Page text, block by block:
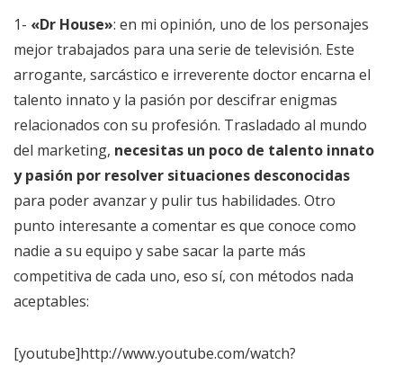
1- «Dr House»: en mi opinión, uno de los personajes
mejor trabajados para una serie de televisión. Este
arrogante, sarcástico e irreverente doctor encarna el
talento innato y la pasión por descifrar enigmas
relacionados con su profesión. Trasladado al mundo
del marketing, necesitas un poco de talento innato
y pasión por resolver situaciones desconocidas
para poder avanzar y pulir tus habilidades. Otro
punto interesante a comentar es que conoce como
nadie a su equipo y sabe sacar la parte más
competitiva de cada uno, eso sí, con métodos nada
aceptables:
[youtube]http://www.youtube.com/watch?